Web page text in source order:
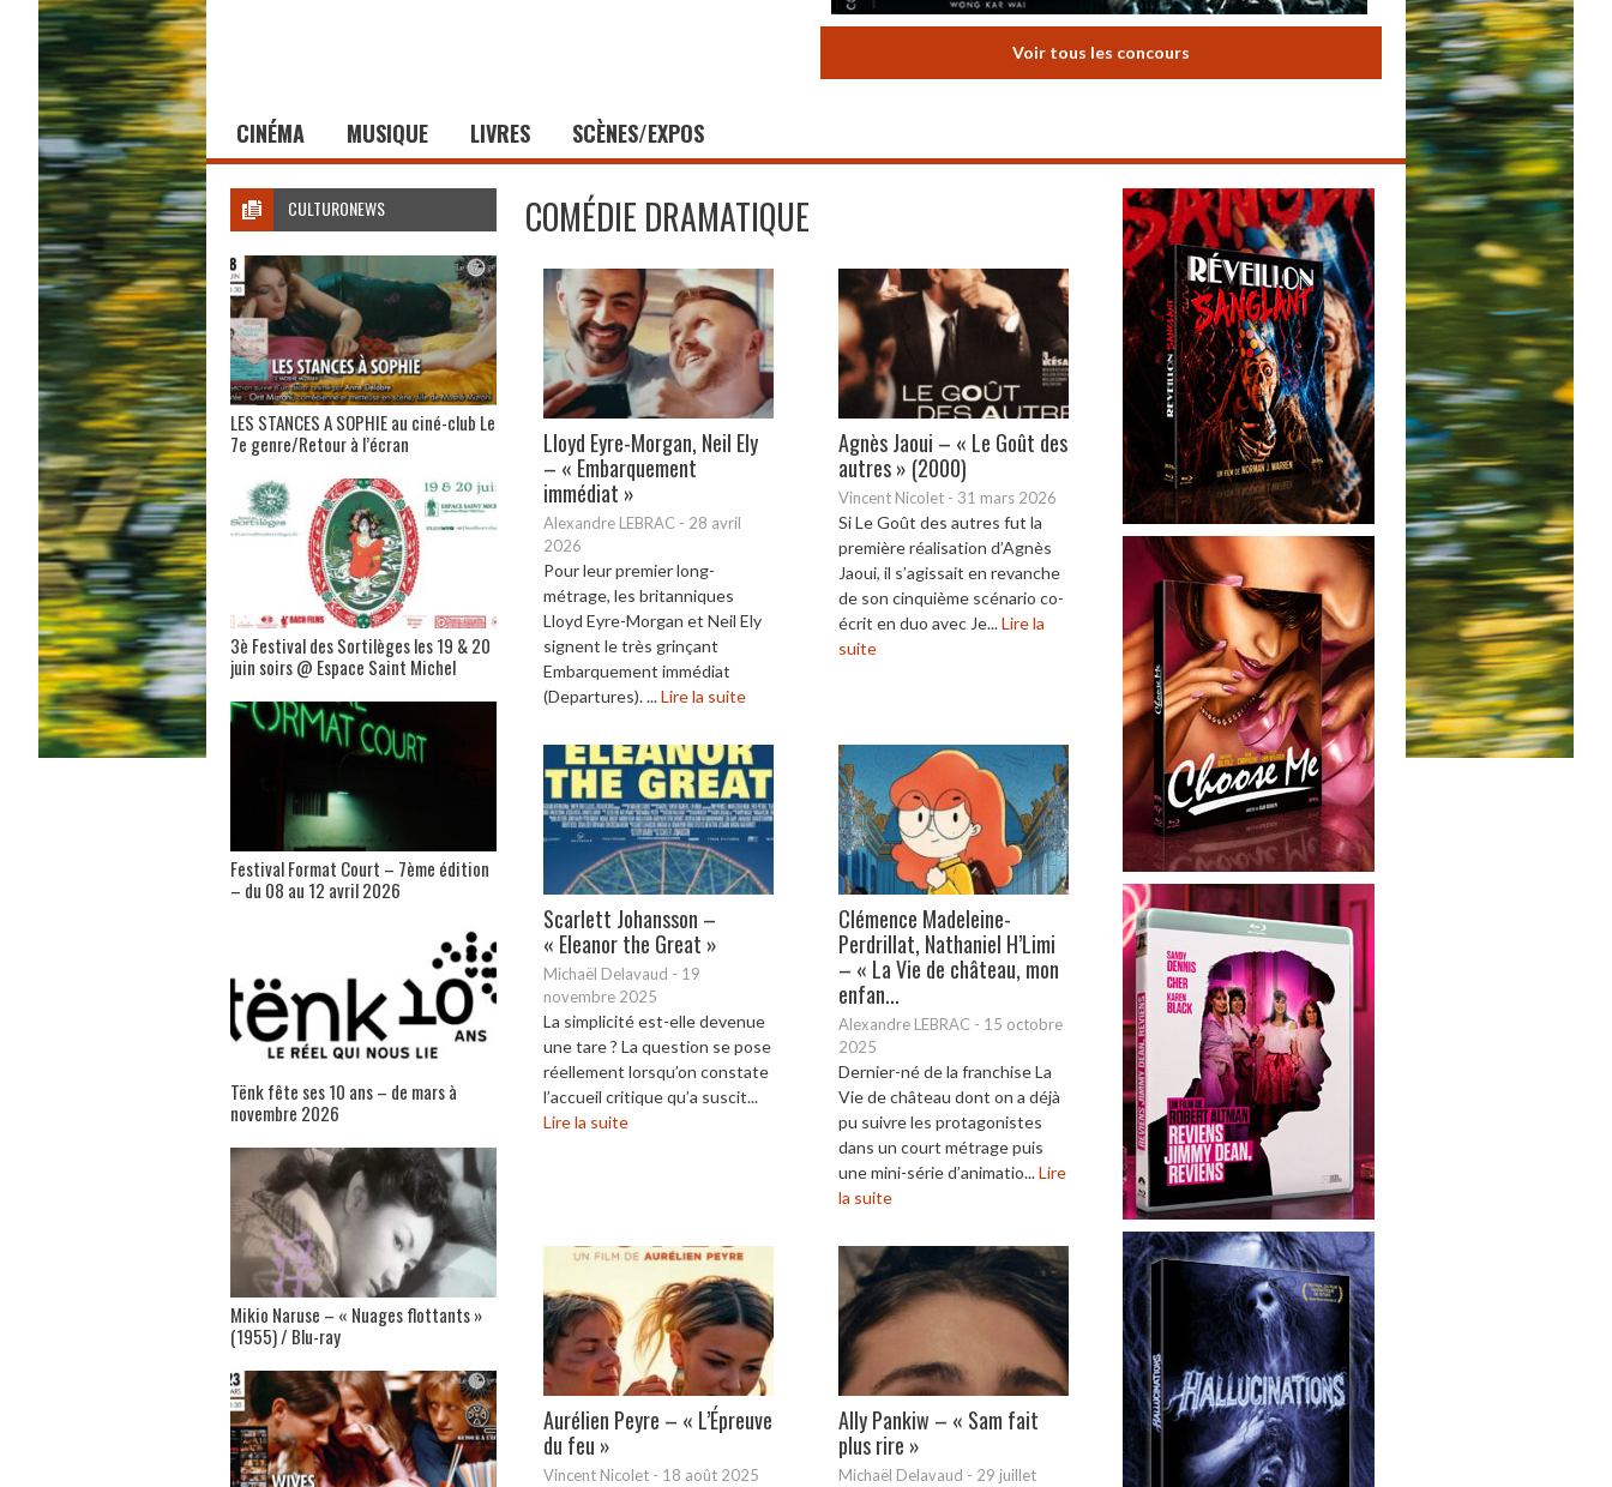
Voir tous les concours
CINÉMA MUSIQUE LIVRES SCÈNES/EXPOS
COMÉDIE DRAMATIQUE
Lloyd Eyre-Morgan, Neil Ely
– « Embarquement
immédiat »
Alexandre LEBRAC - 28 avril
2026
Pour leur premier long-
métrage, les britanniques
Lloyd Eyre-Morgan et Neil Ely
signent le très grinçant
Embarquement immédiat
(Departures). ...Lire la suite
Agnès Jaoui – « Le Goût des
autres » (2000)
Vincent Nicolet - 31 mars 2026
Si Le Goût des autres fut la
première réalisation d’Agnès
Jaoui, il s’agissait en revanche
de son cinquième scénario co-
écrit en duo avec Je...Lire la
suite
Scarlett Johansson –
« Eleanor the Great »
Michaël Delavaud - 19
novembre 2025
La simplicité est-elle devenue
une tare ? La question se pose
réellement lorsqu’on constate
l’accueil critique qu’a suscit...
Lire la suite
Clémence Madeleine-
Perdrillat, Nathaniel H’Limi
– « La Vie de château, mon
enfan...
Alexandre LEBRAC - 15 octobre
2025
Dernier-né de la franchise La
Vie de château dont on a déjà
pu suivre les protagonistes
dans un court métrage puis
une mini-série d’animatio...Lire
la suite
Aurélien Peyre – « L’Épreuve
du feu »
Vincent Nicolet - 18 août 2025
Ally Pankiw – « Sam fait
plus rire »
Michaël Delavaud - 29 juillet
CULTURONEWS
LES STANCES A SOPHIE au ciné-club Le
7e genre/Retour à l’écran
3è Festival des Sortilèges les 19 & 20
juin soirs @ Espace Saint Michel
Festival Format Court – 7ème édition
– du 08 au 12 avril 2026
Tënk fête ses 10 ans – de mars à
novembre 2026
Mikio Naruse – « Nuages flottants »
(1955) / Blu-ray